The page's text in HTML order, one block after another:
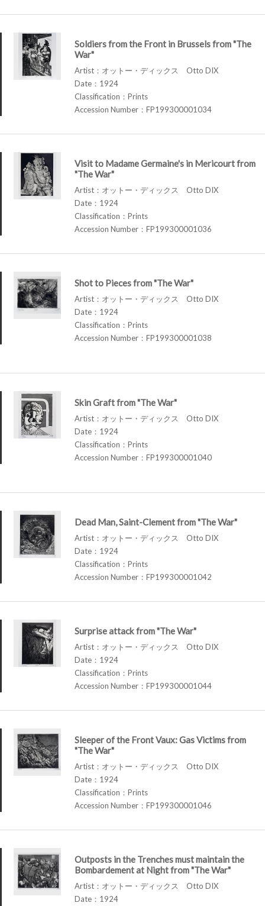
Soldiers from the Front in Brussels from "The
War"
Artist：オットー・ディックス Otto DIX
Date：1924
Classification：Prints
Accession Number：FP199300001034
Visit to Madame Germaine's in Mericourt from
"The War"
Artist：オットー・ディックス Otto DIX
Date：1924
Classification：Prints
Accession Number：FP199300001036
Shot to Pieces from "The War"
Artist：オットー・ディックス Otto DIX
Date：1924
Classification：Prints
Accession Number：FP199300001038
Skin Graft from "The War"
Artist：オットー・ディックス Otto DIX
Date：1924
Classification：Prints
Accession Number：FP199300001040
Dead Man, Saint-Clement from "The War"
Artist：オットー・ディックス Otto DIX
Date：1924
Classification：Prints
Accession Number：FP199300001042
Surprise attack from "The War"
Artist：オットー・ディックス Otto DIX
Date：1924
Classification：Prints
Accession Number：FP199300001044
Sleeper of the Front Vaux: Gas Victims from
"The War"
Artist：オットー・ディックス Otto DIX
Date：1924
Classification：Prints
Accession Number：FP199300001046
Outposts in the Trenches must maintain the
Bombardement at Night from "The War"
Artist：オットー・ディックス Otto DIX
Date：1924